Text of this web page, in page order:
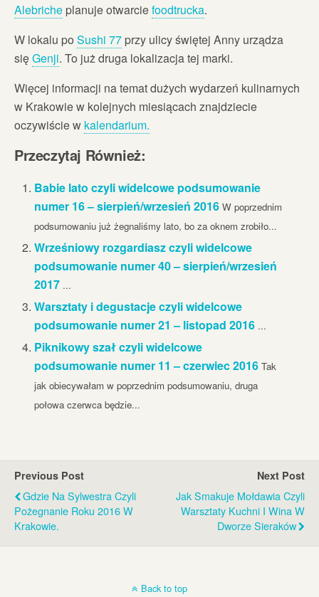
Alebriche planuje otwarciefoodtrucka.
W lokalu po Sushi 77 przy ulicy świętej Anny urządza
sięGenji. To już druga lokalizacja tej marki.
Więcej informacji na temat dużych wydarzeń kulinarnych
w Krakowie w kolejnych miesiącach znajdziecie
oczywiście w kalendarium.
Przeczytaj Również:
Babie lato czyli widelcowe podsumowanie
numer 16 – sierpień/wrzesień 2016 W poprzednim
podsumowaniu już żegnaliśmy lato, bo za oknem zrobiło...
Wrześniowy rozgardiasz czyli widelcowe
podsumowanie numer 40 – sierpień/wrzesień
2017 ...
Warsztaty i degustacje czyli widelcowe
podsumowanie numer 21 – listopad 2016 ...
Piknikowy szał czyli widelcowe
podsumowanie numer 11 – czerwiec 2016 Tak
jak obiecywałam w poprzednim podsumowaniu, druga
połowa czerwca będzie...
Previous Post
Gdzie Na Sylwestra Czyli
Pożegnanie Roku 2016 W
Krakowie.
Next Post
Jak Smakuje Mołdawia Czyli
Warsztaty Kuchni I Wina W
Dworze Sieraków
Back to top